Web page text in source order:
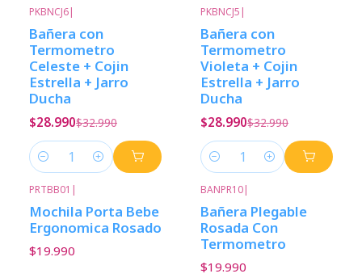
PKBNCJ6|
Bañera con
Termometro
Celeste + Cojin
Estrella + Jarro
Ducha
$28.990$32.990
Cantidad
PKBNCJ5 |
Bañera con
Termometro
Violeta + Cojin
Estrella + Jarro
Ducha
$28.990$32.990
Cantidad
PRTBB01 |
Mochila Porta Bebe
Ergonomica Rosado
$19.990
BANPR10|
Bañera Plegable
Rosada Con
Termometro
$19.990